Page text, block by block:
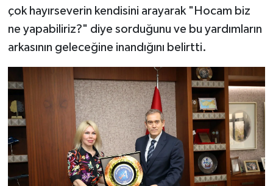
çok hayırseverin kendisini arayarak "Hocam biz
ne yapabiliriz?" diye sorduğunu ve bu yardımların
arkasının geleceğine inandığını belirtti.